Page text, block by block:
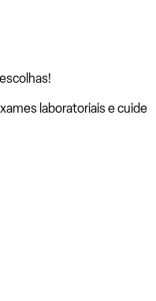
laboratoriais e cuide